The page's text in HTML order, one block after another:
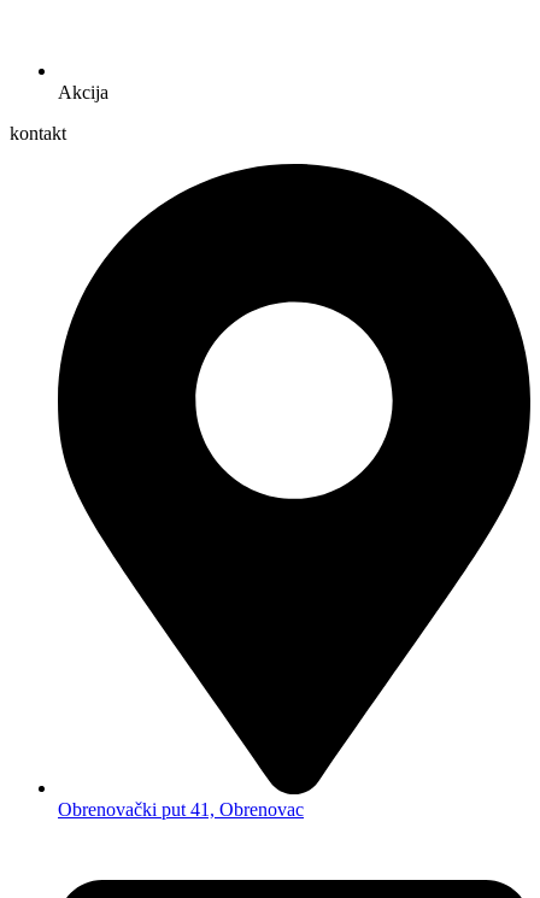
Akcija
kontakt
Obrenovački put 41, Obrenovac